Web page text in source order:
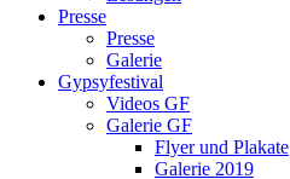
Presse
Presse
Galerie
Gypsyfestival
Videos GF
Galerie GF
Flyer und Plakate
Galerie 2019